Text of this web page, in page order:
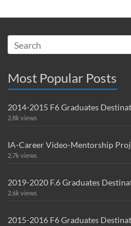
Most Popular Posts
2014-2015 F6 Graduates
2.8k views
IA-Career Video-Mentorship
2.7k views
2019-2020 F.6 Graduates
2.6k views
2015-2016 F6 Graduates